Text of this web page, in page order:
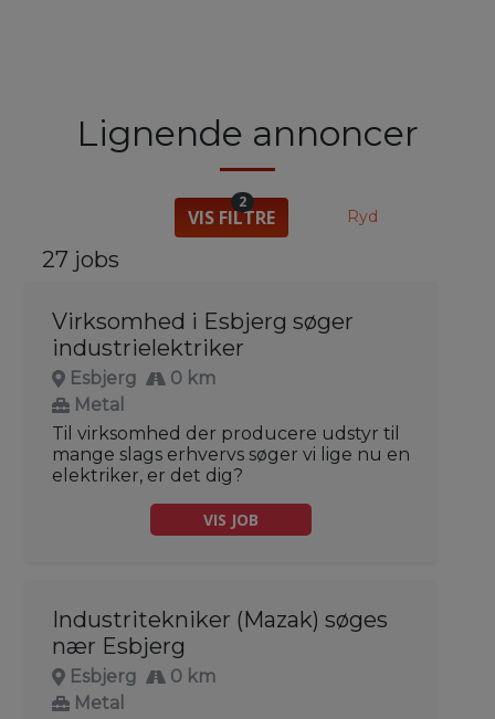
Lignende annoncer
VIS FILTRE
2
Ryd
27 jobs
Virksomhed i Esbjerg søger
industrielektriker
Esbjerg
0 km
Metal
Til virksomhed der producere udstyr til
mange slags erhvervs søger vi lige nu en
elektriker, er det dig?
VIS JOB
Industritekniker (Mazak) søges
nær Esbjerg
Esbjerg
0 km
Metal